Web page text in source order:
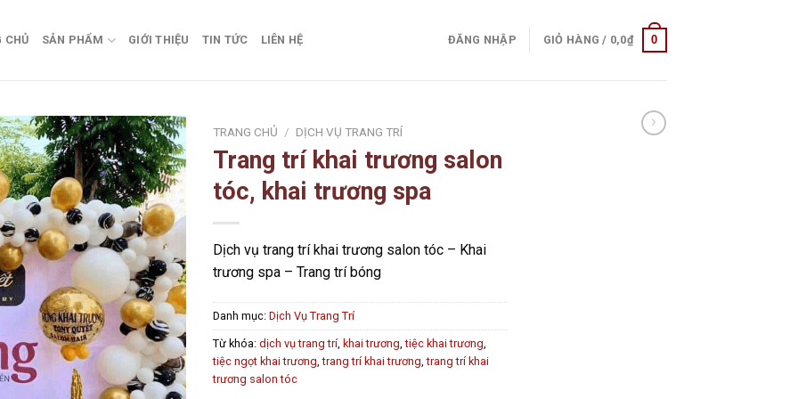
CHỦ SẢN PHẨM GIỚI THIỆU TIN TỨC LIÊN HỆ ĐĂNG NHẬP GIỎ HÀNG / 0,0₫ 0
Add to
wishlist
TRANG CHỦ / DỊCH VỤ TRANG TRÍ
Trang trí khai trương salon
tóc, khai trương spa
Dịch vụ trang trí khai trương salon tóc – Khai
trương spa – Trang trí bóng
Danh mục: Dịch Vụ Trang Trí
Từ khóa: dịch vụ trang trí khai trương ,tiệc khai trương
tiệc ngọt khai trương ,trang trí khai trương ,trang trí khai
trương salon tóc